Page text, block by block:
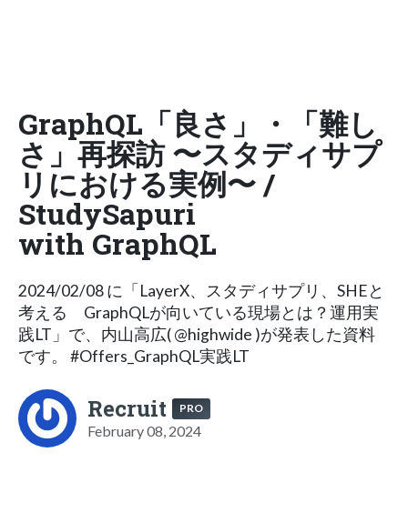
GraphQL「良さ」・「難し
さ」再探訪 〜スタディサプ
リにおける実例〜 /
StudySapuri
with GraphQL
2024/02/08 に「LayerX、スタディサプリ、SHEと
考える GraphQLが向いている現場とは？運用実
践LT」で、内山高広( @highwide )が発表した資料
です。 #Offers_GraphQL実践LT
Recruit PRO
February 08, 2024